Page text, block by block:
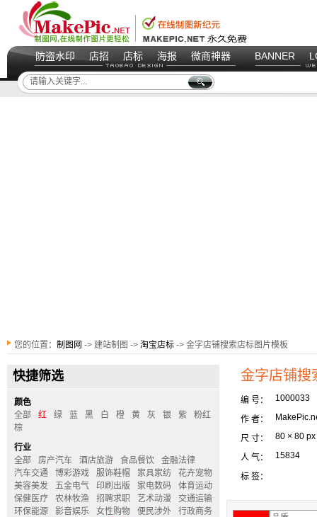
防盗水印 店招 店标 海报 微商神器 BANNER
您的位置： 制图网 -> 建站制图 -> 淘宝店标 -> 金字店铺搜索店标图片模板
快捷筛选
颜色
全部
红 绿 蓝 黑 白 橙 黄 灰 银 紫
粉红
棕
行业
全部
房产汽车 酒店旅游 食品餐饮
金融法律
汽车交通
博彩游戏 服饰鞋帽 家具家纺
花卉宠物
美容美发
五金电气 印刷出版 家电数码
体育运动
保健医疗
农林牧渔 招聘求职 艺术动漫
交通运输
环保能源
影音娱乐 女性购物 便民涉外
行政商务
金字店铺搜
编 号： 1000033
作 者：
尺 寸： 80 × 80 px
人 气： 15834
标 签：